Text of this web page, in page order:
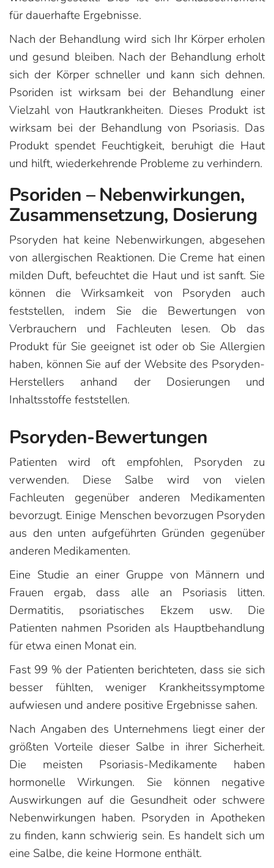
für dauerhafte Ergebnisse.
Nach der Behandlung wird sich Ihr Körper erholen
und gesund bleiben. Nach der Behandlung erholt
sich der Körper schneller und kann sich dehnen.
Psoriden ist wirksam bei der Behandlung einer
Vielzahl von Hautkrankheiten. Dieses Produkt ist
wirksam bei der Behandlung von Psoriasis. Das
Produkt spendet Feuchtigkeit, beruhigt die Haut
und hilft, wiederkehrende Probleme zu verhindern.
Psoriden – Nebenwirkungen,
Zusammensetzung, Dosierung
Psoryden hat keine Nebenwirkungen, abgesehen
von allergischen Reaktionen. Die Creme hat einen
milden Duft, befeuchtet die Haut und ist sanft. Sie
können die Wirksamkeit von Psoryden auch
feststellen, indem Sie die Bewertungen von
Verbrauchern und Fachleuten lesen. Ob das
Produkt für Sie geeignet ist oder ob Sie Allergien
haben, können Sie auf der Website des Psoryden-
Herstellers anhand der Dosierungen und
Inhaltsstoffe feststellen.
Psoryden-Bewertungen
Patienten wird oft empfohlen, Psoryden zu
verwenden. Diese Salbe wird von vielen
Fachleuten gegenüber anderen Medikamenten
bevorzugt. Einige Menschen bevorzugen Psoryden
aus den unten aufgeführten Gründen gegenüber
anderen Medikamenten.
Eine Studie an einer Gruppe von Männern und
Frauen ergab, dass alle an Psoriasis litten.
Dermatitis, psoriatisches Ekzem usw. Die
Patienten nahmen Psoriden als Hauptbehandlung
für etwa einen Monat ein.
Fast 99 % der Patienten berichteten, dass sie sich
besser fühlten, weniger Krankheitssymptome
aufwiesen und andere positive Ergebnisse sahen.
Nach Angaben des Unternehmens liegt einer der
größten Vorteile dieser Salbe in ihrer Sicherheit.
Die meisten Psoriasis-Medikamente haben
hormonelle Wirkungen. Sie können negative
Auswirkungen auf die Gesundheit oder schwere
Nebenwirkungen haben. Psoryden in Apotheken
zu finden, kann schwierig sein. Es handelt sich um
eine Salbe, die keine Hormone enthält.